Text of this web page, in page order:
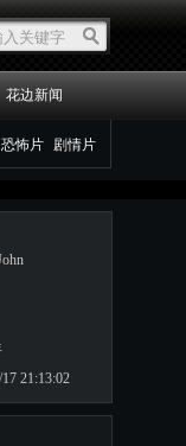
花边新闻
恐怖片 剧情片
21:13:02